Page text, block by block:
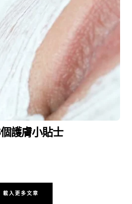
護膚小貼士
載入更多文章